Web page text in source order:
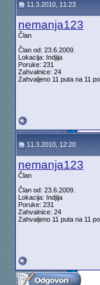
11.3.2010, 11:23
nemanja123
Član
Član od: 23.6.2009.
Lokacija: Indjija
Poruke: 231
Zahvalnice: 24
Zahvaljeno 11 puta na 11
11.3.2010, 12:20
nemanja123
Član
Član od: 23.6.2009.
Lokacija: Indjija
Poruke: 231
Zahvalnice: 24
Zahvaljeno 11 puta na 11